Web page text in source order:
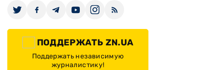
ПОДДЕРЖАТЬ ZN.UA
Поддержать независимую
журналистику!